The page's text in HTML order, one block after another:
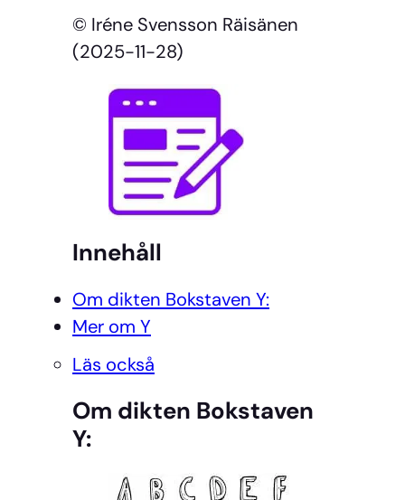
© Iréne Svensson Räisänen
(2025-11-28)
Innehåll
Om dikten Bokstaven Y:
Mer om Y
Läs också
Om dikten Bokstaven
Y: